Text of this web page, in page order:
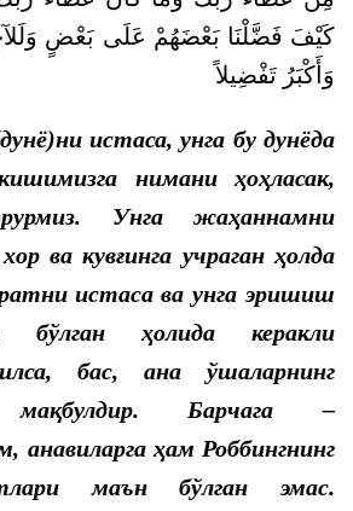
كَيْفَ فَضَّلْنَا بَعْضَهُمْ عَلَى بَعْضٍ
وَأَكْبَرُ تَفْضِيلاً
истаса, унга бу дунёда
нимани ҳоҳласак,
Унга жаҳаннамни
ва кувғинга учраган ҳолда
истаса ва унга эришиш
бўлган ҳолида керакли
бас, ана ўшаларнинг
мақбулдир. Барчага –
анавиларга ҳам Роббингнинг
маън бўлган эмас.